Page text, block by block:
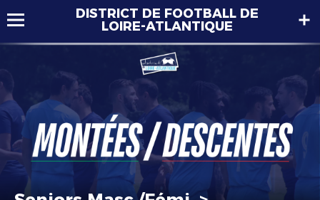
DISTRICT DE FOOTBALL DE
LOIRE-ATLANTIQUE